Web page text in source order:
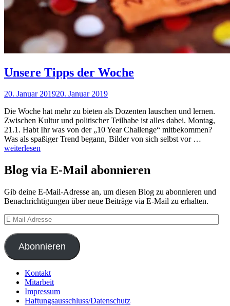
Unsere Tipps der Woche
20. Januar 201920. Januar 2019
Die Woche hat mehr zu bieten als Dozenten lauschen und lernen.
Zwischen Kultur und politischer Teilhabe ist alles dabei. Montag,
21.1. Habt Ihr was von der „10 Year Challenge“ mitbekommen?
Was als spaßiger Trend begann, Bilder von sich selbst vor …
weiterlesen
Blog via E-Mail abonnieren
Gib deine E-Mail-Adresse an, um diesen Blog zu abonnieren und
Benachrichtigungen über neue Beiträge via E-Mail zu erhalten.
E-
Mail-
Adresse
Abonnieren
Kontakt
Mitarbeit
Impressum
Haftungsausschluss/Datenschutz